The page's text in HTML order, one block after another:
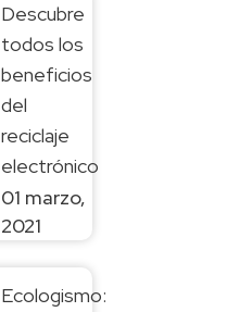
Descubre
todos los
beneficios
del
reciclaje
electrónico
01 marzo,
2021
Ecologismo: